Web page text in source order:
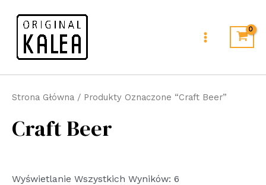
Content
Menu
Strona Główna / Produkty Oznaczone “craft Beer”
Craft Beer
Wyświetlanie Wszystkich Wyników: 6